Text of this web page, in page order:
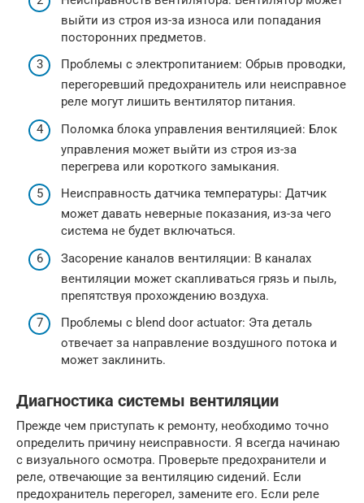
выйти из строя из-за износа или попадания
посторонних предметов.
Проблемы с электропитанием: Обрыв проводки,
перегоревший предохранитель или неисправное
реле могут лишить вентилятор питания.
Поломка блока управления вентиляцией: Блок
управления может выйти из строя из-за
перегрева или короткого замыкания.
Неисправность датчика температуры: Датчик
может давать неверные показания, из-за чего
система не будет включаться.
Засорение каналов вентиляции: В каналах
вентиляции может скапливаться грязь и пыль,
препятствуя прохождению воздуха.
Проблемы с blend door actuator: Эта деталь
отвечает за направление воздушного потока и
может заклинить.
Диагностика системы вентиляции
Прежде чем приступать к ремонту, необходимо точно
определить причину неисправности. Я всегда начинаю
с визуального осмотра. Проверьте предохранители и
реле, отвечающие за вентиляцию сидений. Если
предохранитель перегорел, замените его. Если реле